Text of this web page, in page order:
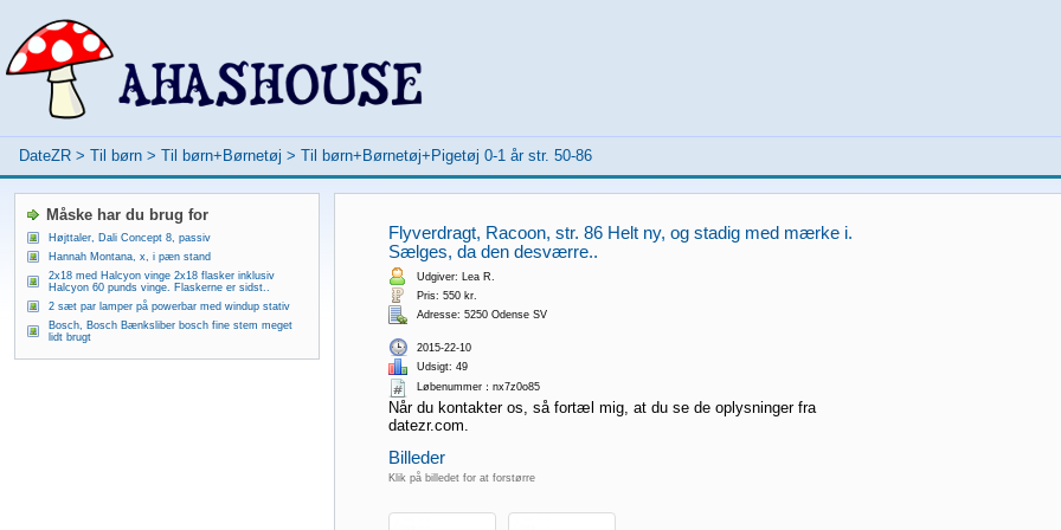
DateZR > Til børn > Til børn+Børnetøj > Til børn+Børnetøj+Pigetøj 0-1 år str. 50-86
Flyverdragt, Racoon, str. 86 Helt ny, og stadig med mærke i.
Sælges, da den desværre..
Udgiver: Lea R.
Pris: 550 kr.
Adresse: 5250 Odense SV
2015-22-10
Udsigt: 49
Løbenummer：nx7z0o85
Når du kontakter os, så fortæl mig, at du se de oplysninger fra
datezr.com.
Billeder
Klik på billedet for at forstørre
Måske har du brug for
Højttaler, Dali Concept 8, passiv
Hannah Montana, x, i pæn stand
2x18 med Halcyon vinge 2x18 flasker inklusiv
Halcyon 60 punds vinge. Flaskerne er sidst..
2 sæt par lamper på powerbar med windup stativ
Bosch, Bosch Bænksliber bosch fine stem meget
lidt brugt